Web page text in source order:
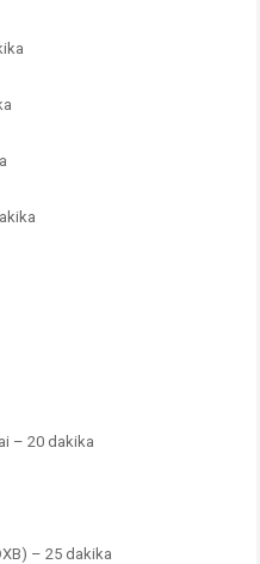
– 20 dakika
– 25 dakika